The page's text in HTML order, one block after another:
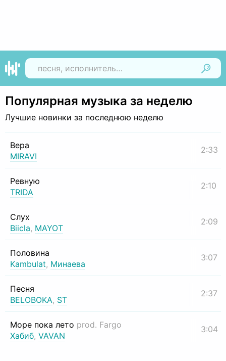
Популярная музыка за неделю
Лучшие новинки за последнюю неделю
Вера
MIRAVI
2:33
Ревную
TRIDA
2:10
Слух
Biicla, MAYOT
2:09
Половина
Kambulat, Минаева
3:07
Песня
BELOBOKA, ST
2:37
Море пока лето prod. Fargo
Хабиб, VAVAN
3:04